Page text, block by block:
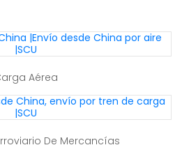
Aérea
De Mercancías